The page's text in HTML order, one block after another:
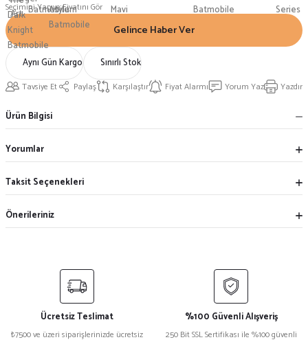
Seçimini Yap ve Fiyatını Gör
Gelince Haber Ver
Aynı Gün Kargo Sınırlı Stok
Tavsiye Et Paylaş Karşılaştır Fiyat Alarmı Yorum Yaz Yazdır
Ürün Bilgisi
Yorumlar
Taksit Seçenekleri
Önerileriniz
Ücretsiz Teslimat
₺7500 ve üzeri siparişlerinizde ücretsiz
%100 Güvenli Alışveriş
250 Bit SSL Sertifikası ile %100 güvenli